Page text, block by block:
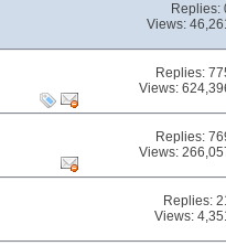
Replies:
Views:
Replies:
Views:
Replies:
Views:
Replies:
Views: